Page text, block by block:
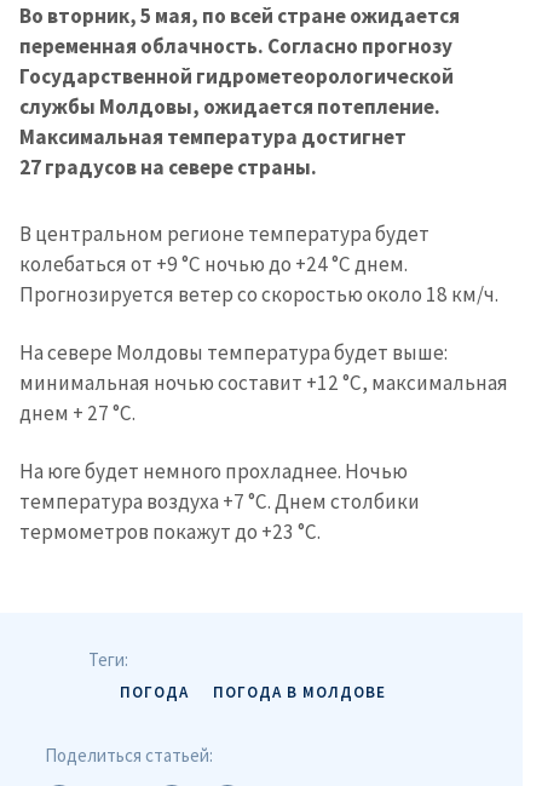
Во вторник, 5 мая, по всей стране ожидается
переменная облачность. Согласно прогнозу
Государственной гидрометеорологической
службы Молдовы, ожидается потепление.
Максимальная температура достигнет
27 градусов на севере страны.
В центральном регионе температура будет
колебаться от +9 °C ночью до +24 °C днем.
Прогнозируется ветер со скоростью около 18 км/ч.
На севере Молдовы температура будет выше:
минимальная ночью составит +12 °C, максимальная
днем + 27 °C.
На юге будет немного прохладнее. Ночью
температура воздуха +7 °C. Днем столбики
термометров покажут до +23 °C.
Теги:
ПОГОДА ПОГОДА В МОЛДОВЕ
Поделиться статьей: